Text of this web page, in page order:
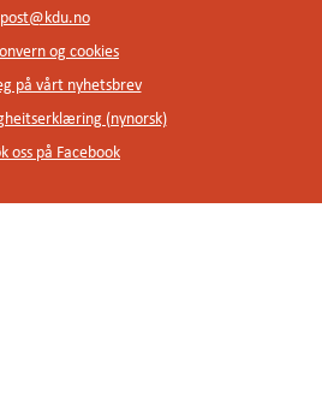
post@kdu.no
og cookies
på vårt nyhetsbrev
(nynorsk)
oss på Facebook